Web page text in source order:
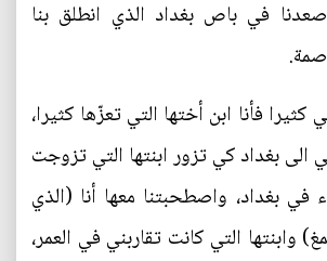
في باص بغداد الذي انطلق بنا
فأنا ابن أختها التي تعزّها كثيرا،
بغداد كي تزور ابنتها التي تزوجت
في بغداد، واصطحبتنا معها أنا (الذي
وابنتها التي كانت تقاربني في العمر،